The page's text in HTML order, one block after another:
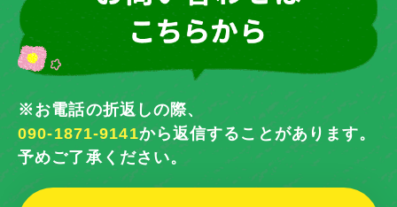
※お電話の折返しの際、
090-1871-9141から返信することがあります。
予めご了承ください。